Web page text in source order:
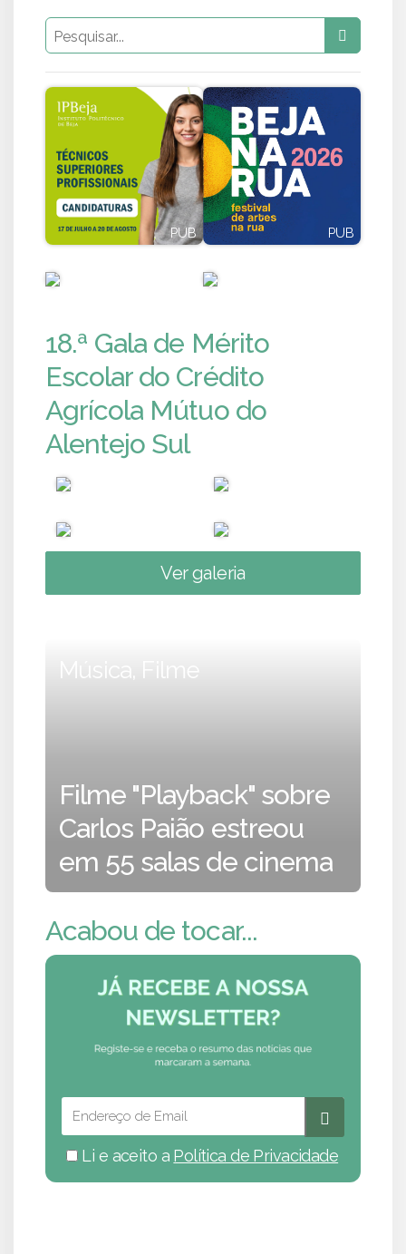
PUB PUB
18.ª Gala de Mérito
Escolar do Crédito
Agrícola Mútuo do
Alentejo Sul
Ver galeria
Música, Filme
Filme "Playback" sobre
Carlos Paião estreou
em 55 salas de cinema
Acabou de tocar...
Li e aceito a Política de Privacidade